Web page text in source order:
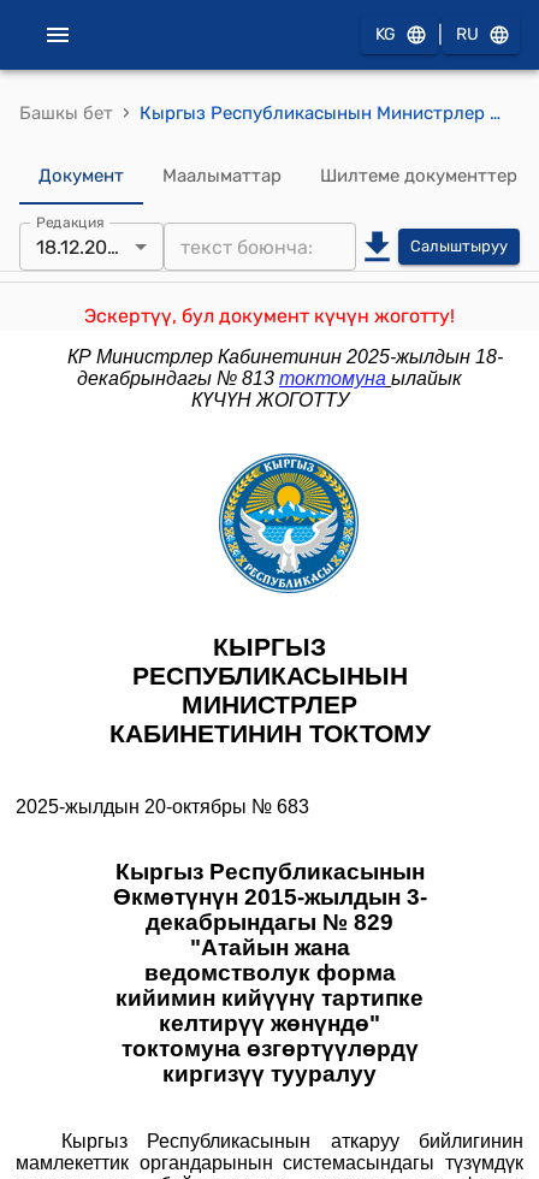
KG RU
Башкы бет › Кыргыз Республикасынын Министрлер Кабинетини 2025-жылдын 20-октябрындагы № 683 "Кыргыз Республикасынын Өкмөтүнүн 2015-жылдын 3-декабрындагы № 829 "Атайын жана ведомстволук форма кийимин кийүүнү тартипке келтирүү жөнүндө" токтомуна өзгөртүүлөрдү киргизүү тууралуу" токтому
Документ Маалыматтар Шилтеме документтер
Редакция
18.12.2025 Салыштыруу
Эскертүү, бул документ күчүн жоготту!